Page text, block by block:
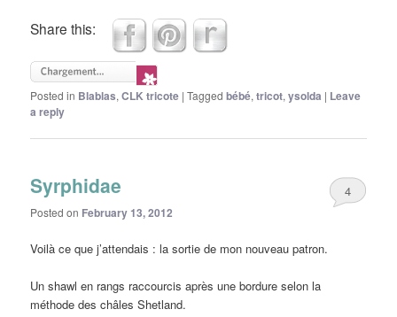
Share this:
Posted in Blablas,CLK tricote |Tagged bébé,tricot,ysolda | Leave
a reply
Syrphidae
Posted on February 13, 2012
4
Voilà ce que j’attendais : la sortie de mon nouveau patron.
Un shawl en rangs raccourcis après une bordure selon la
méthode des châles Shetland.